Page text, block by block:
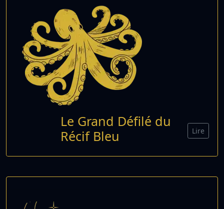
Le Grand Défilé du
Récif Bleu
Lire